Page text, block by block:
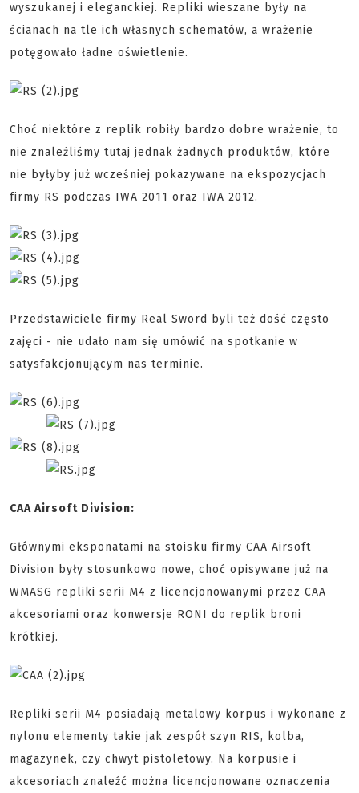
wyszukanej i eleganckiej. Repliki wieszane były na
ścianach na tle ich własnych schematów, a wrażenie
potęgowało ładne oświetlenie.
Choć niektóre z replik robiły bardzo dobre wrażenie, to
nie znaleźliśmy tutaj jednak żadnych produktów, które
nie byłyby już wcześniej pokazywane na ekspozycjach
firmy RS podczas IWA 2011 oraz IWA 2012.
Przedstawiciele firmy Real Sword byli też dość często
zajęci - nie udało nam się umówić na spotkanie w
satysfakcjonującym nas terminie.
CAA Airsoft Division:
Głównymi eksponatami na stoisku firmy CAA Airsoft
Division były stosunkowo nowe, choć opisywane już na
WMASG repliki serii M4 z licencjonowanymi przez CAA
akcesoriami oraz konwersje RONI do replik broni
krótkiej.
Repliki serii M4 posiadają metalowy korpus i wykonane z
nylonu elementy takie jak zespół szyn RIS, kolba,
magazynek, czy chwyt pistoletowy. Na korpusie i
akcesoriach znaleźć można licencjonowane oznaczenia